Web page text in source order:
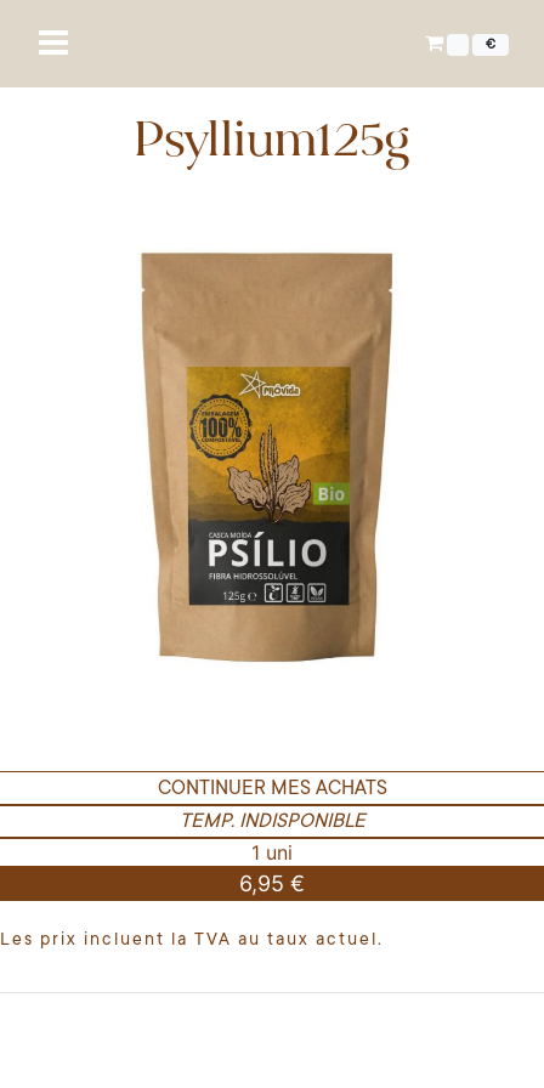
€
Psyllium125g
CONTINUER MES ACHATS
TEMP. INDISPONIBLE
1 uni
6,95 €
Les prix incluent la TVA au taux actuel.